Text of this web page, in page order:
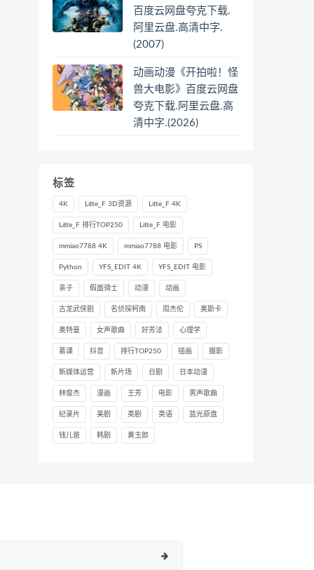
百度云网盘夸克下载.
阿里云盘.高清中字.
(2007)
动画动漫《开拍啦！怪
兽大电影》百度云网盘
夸克下载.阿里云盘.高
清中字.(2026)
标签
4K Litte_F 3D资源 Litte_F 4K
Litte_F 排行TOP250 Litte_F 电影
mmiao7788 4K mmiao7788 电影 PS
Python YFS_EDIT 4K YFS_EDIT 电影
亲子 假面骑士 动漫 动画
古龙武侠剧 名侦探柯南 周杰伦 奥斯卡
奥特曼 女声歌曲 好芳法 心理学
慕课 抖音 排行TOP250 插画 摄影
新媒体运营 新片场 日剧 日本动漫
林俊杰 漫画 王芳 电影 男声歌曲
纪录片 美剧 英剧 英语 蓝光原盘
钱儿爸 韩剧 黄玉郎